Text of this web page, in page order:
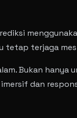
tetap terjaga
Bukan
dan